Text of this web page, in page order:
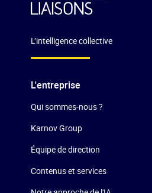
L’intelligence collective
L'entreprise
Qui sommes-nous ?
Karnov Group
Équipe de direction
Contenus et services